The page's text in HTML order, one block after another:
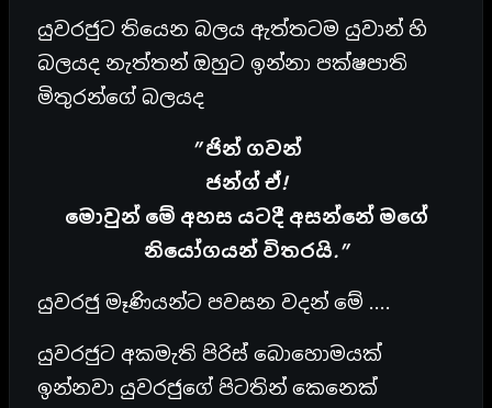
යුවරජුට තියෙන බලය ඇත්තටම යුවාන් හි
බලයද නැත්තන් ඔහුට ඉන්නා පක්ෂපාති
මිතුරන්ගේ බලයද
” ජින් ගවන්
ජන්ග් ඒ!
මොවුන් මේ අහස යටදී අසන්නේ මගේ
නියෝගයන් විතරයි.”
යුවරජු මෑණියන්ට පවසන වදන් මේ ….
යුවරජුට අකමැති පිරිස් බොහොමයක්
ඉන්නවා යුවරජුගේ පිටතින් කෙනෙක්